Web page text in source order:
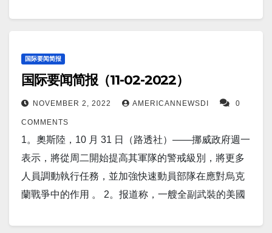
週四，前總理本雅明·內塔尼亞胡將在贏得本週的全國
大選後重新掌權，成為以色列最右翼政府的首腦，現
任總理承認失敗。 11。英格蘭銀行警告稱，在將藉貸
成本推高至 3% 並創下自 1989 年以來最大的單次加息
後，英國有陷入100 年來最長衰退的風險。 12。渥太
華/北京（路透社）——加拿大以國家安全為由，於週
三下令三家中國公司撤出對加拿大關鍵礦產的投資。
13。路透北京11月3日 - 中國外交部周四表示，美國“無
B組：英格蘭、伊朗、美國、歐足聯路徑A獲勝者 C
國、AFC-CONMEBOL冠軍、丹麥、突尼斯 E組：西
班牙、CONCACAF–OFC冠軍、德國、日本 F組：比
維亞、瑞士、喀麥隆 H組：葡萄牙、加納、烏拉圭、
韓國。 比赛从11/21 至 12/17（决赛）。 8。报道称，
新圖像揭示了北京在有爭議的南海珊瑚礁上的軍事集
結的全部範圍，包括核導彈的大砲、攻擊船和機庫。
9。衛星圖像顯示中國南方空軍基地正在进行隐蔽。衛
星照片还顯示，中國正在擴大靠近南方重要海軍基地
的中國船長做了一件意想不到的事情。 三艘船加速駛
離，一艘猛烈地轉向海岸警衛隊快艇詹姆斯號，迫使
美國船隻採取規避行動以避免被撞。 3。路透北京10月
來訪的越南執政黨領導人表示，兩國和兩黨都不應“讓
任何人干涉”他們的進展。 4。人工智能發現了一種改
變生命的新藥物，人體試驗已經在進行中。這一突破
背後的生物技術公司已經為其第一位患者註射了一種
授承認，俄羅斯低估了美國的決心，他敦促克里姆林
国际要闻简报
国际要闻简报（11-02-2022）
NOVEMBER 2, 2022 AMERICANNEWSDI 0
COMMENTS
1。奧斯陸，10 月 31 日（路透社）——挪威政府週一
表示，將從周二開始提高其軍隊的警戒級別，將更多
人員調動執行任務，並加強快速動員部隊在應對烏克
蘭戰爭中的作用 。 2。报道称，一艘全副武裝的美國